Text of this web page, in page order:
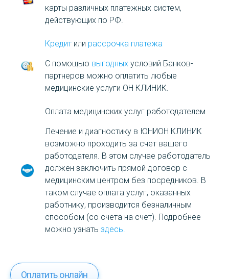
карты различных платежных систем,
действующих по РФ.
Кредит или рассрочка платежа
С помощью выгодных условий Банков-
партнеров можно оплатить любые
медицинские услуги ОН КЛИНИК.
Оплата медицинских услуг работодателем
Лечение и диагностику в ЮНИОН КЛИНИК
возможно проходить за счет вашего
работодателя. В этом случае работодатель
должен заключить прямой договор с
медицинским центром без посредников. В
таком случае оплата услуг, оказанных
работнику, производится безналичным
способом (со счета на счет). Подробнее
можно узнать здесь.
Оплатить онлайн